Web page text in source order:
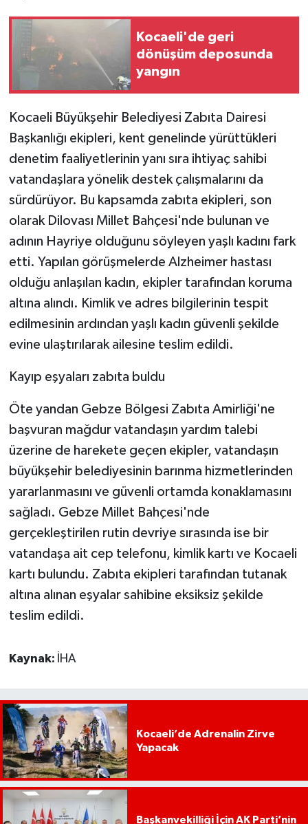
Kocaeli'de geri
dönüşüm deposunda
yangın
Kocaeli Büyükşehir Belediyesi Zabıta Dairesi
Başkanlığı ekipleri, kent genelinde yürüttükleri
denetim faaliyetlerinin yanı sıra ihtiyaç sahibi
vatandaşlara yönelik destek çalışmalarını da
sürdürüyor. Bu kapsamda zabıta ekipleri, son
olarak Dilovası Millet Bahçesi'nde bulunan ve
adının Hayriye olduğunu söyleyen yaşlı kadını fark
etti. Yapılan görüşmelerde Alzheimer hastası
olduğu anlaşılan kadın, ekipler tarafından koruma
altına alındı. Kimlik ve adres bilgilerinin tespit
edilmesinin ardından yaşlı kadın güvenli şekilde
evine ulaştırılarak ailesine teslim edildi.
Kayıp eşyaları zabıta buldu
Öte yandan Gebze Bölgesi Zabıta Amirliği'ne
başvuran mağdur vatandaşın yardım talebi
üzerine de harekete geçen ekipler, vatandaşın
büyükşehir belediyesinin barınma hizmetlerinden
yararlanmasını ve güvenli ortamda konaklamasını
sağladı. Gebze Millet Bahçesi'nde
gerçekleştirilen rutin devriye sırasında ise bir
vatandaşa ait cep telefonu, kimlik kartı ve Kocaeli
kartı bulundu. Zabıta ekipleri tarafından tutanak
altına alınan eşyalar sahibine eksiksiz şekilde
teslim edildi.
Kaynak: İHA
Kocaeli’de Adrenalin Zirve
Yapacak
Başkanvekilliği İçin AK Parti’nin